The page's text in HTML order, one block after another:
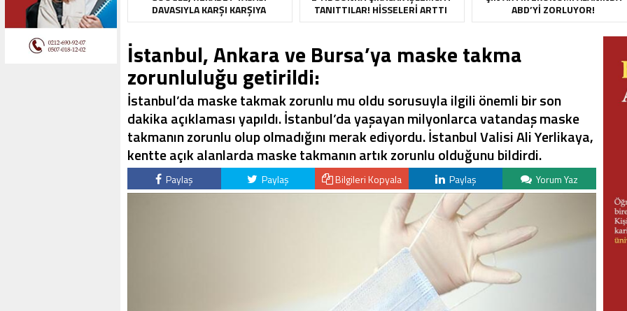
DAVASIYLA KARŞI KARŞIYA
TANITTILAR! HISSELERI ARTTI
ABD’YI ZORLUYOR!
İstanbul, Ankara ve Bursa’ya maske takma
zorunluluğu getirildi:
İstanbul’da maske takmak zorunlu mu oldu sorusuyla ilgili önemli bir son
dakika açıklaması yapıldı. İstanbul’da yaşayan milyonlarca vatandaş maske
takmanın zorunlu olup olmadığını merak ediyordu. İstanbul Valisi Ali Yerlikaya,
kentte açık alanlarda maske takmanın artık zorunlu olduğunu bildirdi.
Paylaş Paylaş Bilgileri Kopyala Paylaş Yorum Yaz